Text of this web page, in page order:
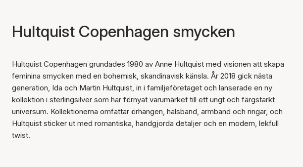
Hultquist Copenhagen smycken
Hultquist Copenhagen grundades 1980 av Anne Hultquist med visionen att skapa
feminina smycken med en bohemisk, skandinavisk känsla. År 2018 gick nästa
generation, Ida och Martin Hultquist, in i familjeföretaget och lanserade en ny
kollektion i sterlingsilver som har förnyat varumärket till ett ungt och färgstarkt
universum. Kollektionerna omfattar örhängen, halsband, armband och ringar, och
Hultquist sticker ut med romantiska, handgjorda detaljer och en modern, lekfull
twist.